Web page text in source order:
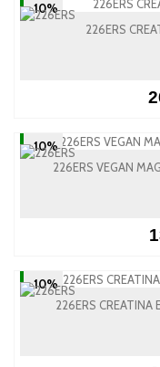
-10%
226ERS
-10%
226ERS VEGAN
-10%
226ERS CREATINA